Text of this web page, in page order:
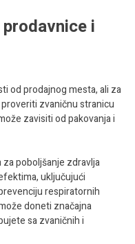
i
od prodajnog mesta, ali za
zvaničnu stranicu
zavisiti od pakovanja i
za poboljšanje zdravlja
uključujući
respiratornih
doneti značajna
sa zvaničnih i